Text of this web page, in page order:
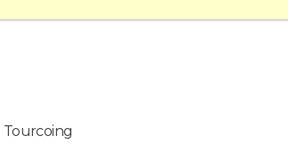
Tourcoing